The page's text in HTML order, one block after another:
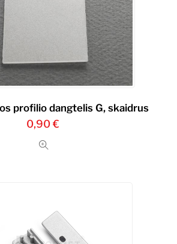
profilio dangtelis G, skaidrus
0,90€